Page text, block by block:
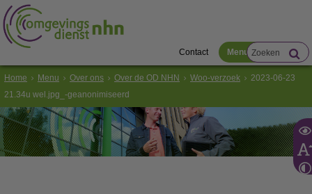
Contact Menu
Home Menu Over ons Over de OD NHN Woo-verzoek
2023-06-23
21.34u wel.jpg_-geanonimiseerd